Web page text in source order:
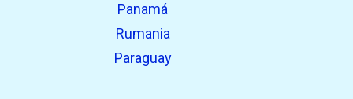
Panamá
Rumania
Paraguay